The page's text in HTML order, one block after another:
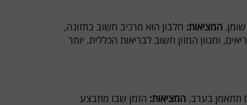
המציאות: חלבון הוא מרכיב חשוב בתזונה,
ומגוון המזון חשוב לבריאות הכללית. יותר
תתאמן בערב. המציאות: הזמן שבו מתבצע